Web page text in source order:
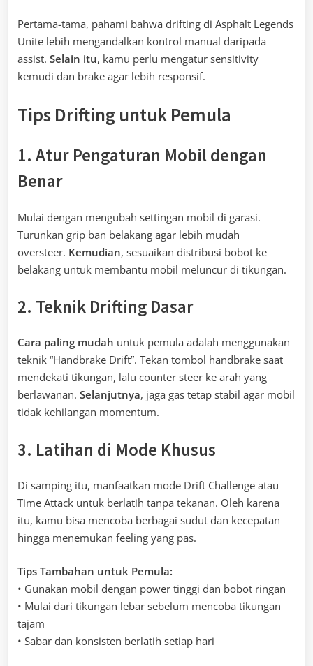
Pertama-tama, pahami bahwa drifting di Asphalt Legends
Unite lebih mengandalkan kontrol manual daripada
assist. Selain itu, kamu perlu mengatur sensitivity
kemudi dan brake agar lebih responsif.
Tips Drifting untuk Pemula
1. Atur Pengaturan Mobil dengan
Benar
Mulai dengan mengubah settingan mobil di garasi.
Turunkan grip ban belakang agar lebih mudah
oversteer. Kemudian, sesuaikan distribusi bobot ke
belakang untuk membantu mobil meluncur di tikungan.
2. Teknik Drifting Dasar
Cara paling mudah untuk pemula adalah menggunakan
teknik “Handbrake Drift”. Tekan tombol handbrake saat
mendekati tikungan, lalu counter steer ke arah yang
berlawanan. Selanjutnya, jaga gas tetap stabil agar mobil
tidak kehilangan momentum.
3. Latihan di Mode Khusus
Di samping itu, manfaatkan mode Drift Challenge atau
Time Attack untuk berlatih tanpa tekanan. Oleh karena
itu, kamu bisa mencoba berbagai sudut dan kecepatan
hingga menemukan feeling yang pas.
Tips Tambahan untuk Pemula:
• Gunakan mobil dengan power tinggi dan bobot ringan
• Mulai dari tikungan lebar sebelum mencoba tikungan
tajam
• Sabar dan konsisten berlatih setiap hari